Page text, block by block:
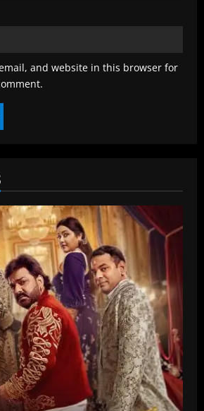
and website in this browser for